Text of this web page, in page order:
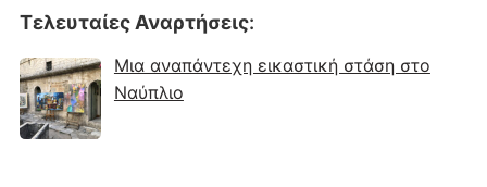
Τελευταίες Αναρτήσεις:
Μια αναπάντεχη εικαστική στάση στο
Ναύπλιο